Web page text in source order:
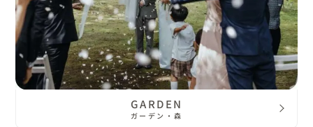
GARDEN
ガーデン・森